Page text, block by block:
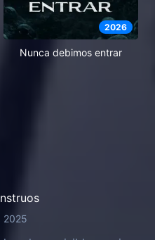
2026
Nunca debimos entrar
2025